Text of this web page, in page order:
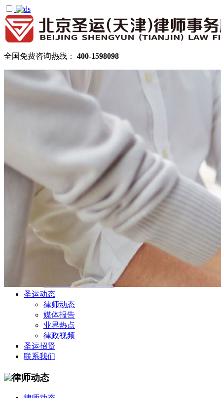
全国免费咨询热线： 400-1598098
律所公告
拆迁律师团队
民商律师团队
部门领域
公司商务部
民事纠纷部
涉外法律事务部
金融证券部
海事海商部
刑事诉讼部
知识产权法律业务部
圣运动态
律师动态
媒体报告
业界热点
律政视频
圣运招贤
联系我们
律师动态